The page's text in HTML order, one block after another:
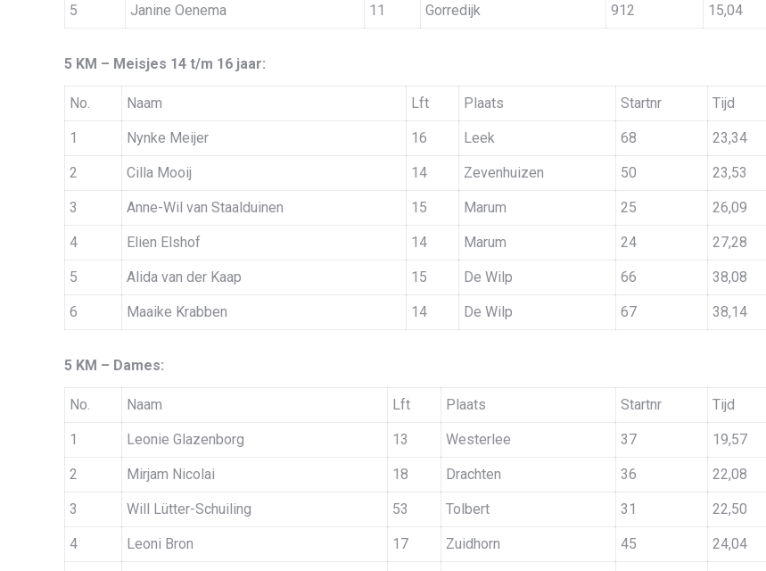
5 Janine Oenema 11 Gorredijk 912 15,04
5 KM – Meisjes 14 t/m 16 jaar:
No. Naam Lft Plaats Startnr Tijd
1 Nynke Meijer 16 Leek 68 23,34
2 Cilla Mooij 14 Zevenhuizen 50 23,53
3 Anne-Wil van Staalduinen 15 Marum 25 26,09
4 Elien Elshof 14 Marum 24 27,28
5 Alida van der Kaap 15 De Wilp 66 38,08
6 Maaike Krabben 14 De Wilp 67 38,14
5 KM – Dames:
No. Naam Lft Plaats Startnr Tijd
1 Leonie Glazenborg 13 Westerlee 37 19,57
2 Mirjam Nicolai 18 Drachten 36 22,08
3 Will Lütter-Schuiling 53 Tolbert 31 22,50
4 Leoni Bron 17 Zuidhorn 45 24,04